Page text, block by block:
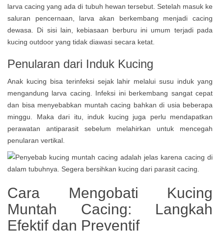
larva cacing yang ada di tubuh hewan tersebut. Setelah masuk ke
saluran pencernaan, larva akan berkembang menjadi cacing
dewasa. Di sisi lain, kebiasaan berburu ini umum terjadi pada
kucing outdoor yang tidak diawasi secara ketat.
Penularan dari Induk Kucing
Anak kucing bisa terinfeksi sejak lahir melalui susu induk yang
mengandung larva cacing. Infeksi ini berkembang sangat cepat
dan bisa menyebabkan muntah cacing bahkan di usia beberapa
minggu. Maka dari itu, induk kucing juga perlu mendapatkan
perawatan antiparasit sebelum melahirkan untuk mencegah
penularan vertikal.
Cara Mengobati Kucing
Muntah Cacing: Langkah
Efektif dan Preventif